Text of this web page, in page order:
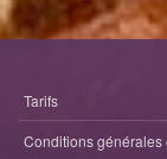
Tarifs
Conditions générales